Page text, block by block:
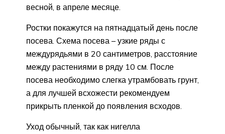
весной, в апреле месяце.
Ростки покажутся на пятнадцатый день после
посева. Схема посева – узкие ряды с
междурядьями в 20 сантиметров, расстояние
между растениями в ряду 10 см. После
посева необходимо слегка утрамбовать грунт,
а для лучшей всхожести рекомендуем
прикрыть пленкой до появления всходов.
Уход обычный, так как нигелла